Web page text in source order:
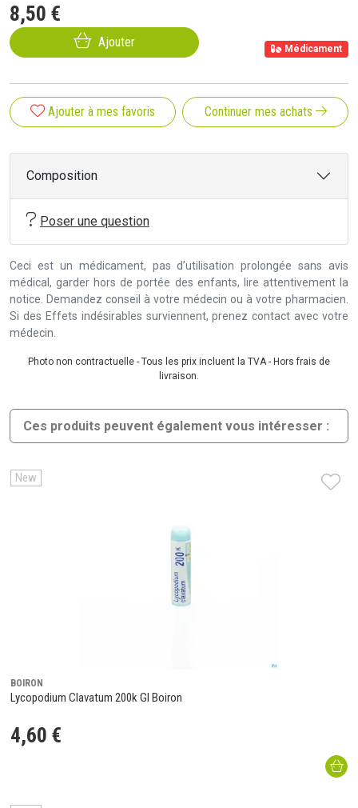
8,50 €
Ajouter Médicament
Ajouter à mes favoris Continuer mes achats
Composition
Poser une question
Ceci est un médicament, pas d’utilisation prolongée sans avis
médical, garder hors de portée des enfants, lire attentivement la
notice. Demandez conseil à votre médecin ou à votre pharmacien.
Si des Effets indésirables surviennent, prenez contact avec votre
médecin.
Photo non contractuelle - Tous les prix incluent la TVA - Hors frais de
livraison.
Ces produits peuvent également vous intéresser :
New
BOIRON
Lycopodium Clavatum 200k Gl Boiron
4,60 €